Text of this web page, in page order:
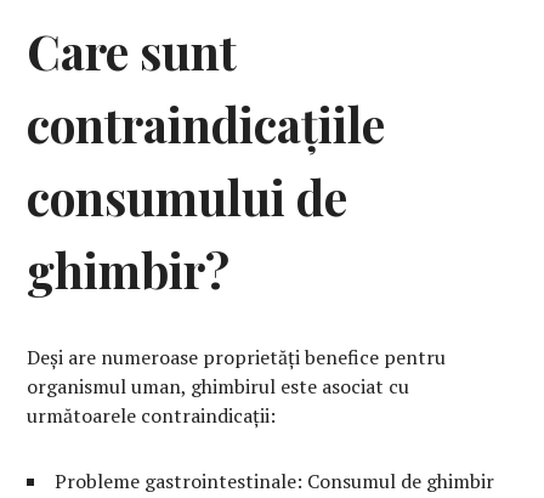
Care sunt
contraindicațiile
consumului de
ghimbir?
Deși are numeroase proprietăți benefice pentru
organismul uman, ghimbirul este asociat cu
următoarele contraindicații:
Probleme gastrointestinale: Consumul de ghimbir